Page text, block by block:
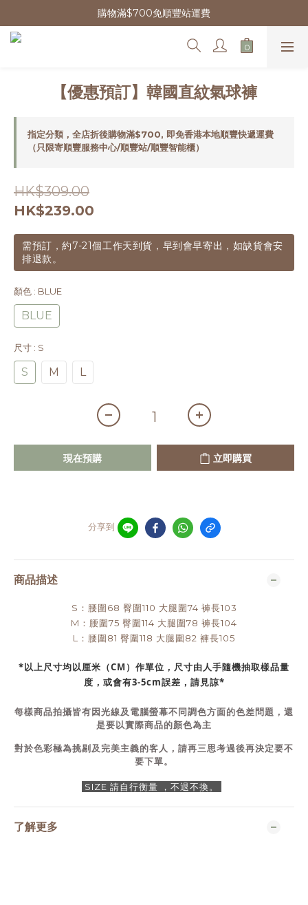
購物滿$700免順豐站運費
【優惠預訂】韓國直紋氣球褲
指定分類，全店折後購物滿$700, 即免香港本地順豐快遞運費
（只限寄順豐服務中心/順豐站/順豐智能櫃）
HK$309.00
HK$239.00
需預訂，約7-21個工作天到貨，早到會早寄出，如缺貨會安
排退款。
顏色 : BLUE
BLUE
尺寸 : S
S M L
現在預購 立即購買
分享到
商品描述
S：腰圍68 臀圍110 大腿圍74 褲長103
M：腰圍75 臀圍114 大腿圍78 褲長104
L：腰圍81 臀圍118 大腿圍82 褲長105
*以上尺寸均以厘米（CM）作單位，尺寸由人手隨機抽取樣品量
度，或會有3-5cm誤差，請見諒*
每樣商品拍攝皆有因光線及電腦螢幕不同調色方面的色差問題，還
是要以實際商品的顏色為主
對於色彩極為挑剔及完美主義的客人，請再三思考過後再決定要不
要下單。
SIZE 請自行衡量 ，不退不換。
了解更多